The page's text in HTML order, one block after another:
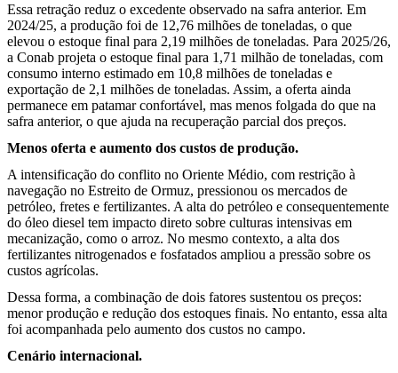
Essa retração reduz o excedente observado na safra anterior. Em
2024/25, a produção foi de 12,76 milhões de toneladas, o que
elevou o estoque final para 2,19 milhões de toneladas. Para 2025/26,
a Conab projeta o estoque final para 1,71 milhão de toneladas, com
consumo interno estimado em 10,8 milhões de toneladas e
exportação de 2,1 milhões de toneladas. Assim, a oferta ainda
permanece em patamar confortável, mas menos folgada do que na
safra anterior, o que ajuda na recuperação parcial dos preços.
Menos oferta e aumento dos custos de produção.
A intensificação do conflito no Oriente Médio, com restrição à
navegação no Estreito de Ormuz, pressionou os mercados de
petróleo, fretes e fertilizantes. A alta do petróleo e consequentemente
do óleo diesel tem impacto direto sobre culturas intensivas em
mecanização, como o arroz. No mesmo contexto, a alta dos
fertilizantes nitrogenados e fosfatados ampliou a pressão sobre os
custos agrícolas.
Dessa forma, a combinação de dois fatores sustentou os preços:
menor produção e redução dos estoques finais. No entanto, essa alta
foi acompanhada pelo aumento dos custos no campo.
Cenário internacional.